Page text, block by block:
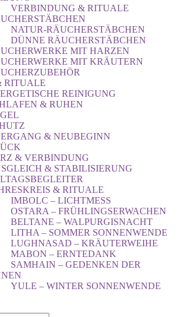
VERBINDUNG & RITUALE
NATUR-RÄUCHERSTÄBCHEN
DÜNNE RÄUCHERSTÄBCHEN
MIT HARZEN
MIT KRÄUTERN
RITUALE
REINIGUNG
& RUHEN
& NEUBEGINN
& VERBINDUNG
& STABILISIERUNG
& RITUALE
IMBOLC – LICHTMESS
OSTARA – FRÜHLINGSERWACHEN
BELTANE – WALPURGISNACHT
LITHA – SOMMER SONNENWENDE
LUGHNASAD – KRÄUTERWEIHE
MABON – ERNTEDANK
SAMHAIN – GEDENKEN DER
YULE – WINTER SONNENWENDE